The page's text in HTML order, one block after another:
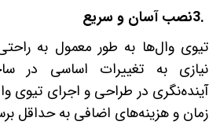
3.نصب آسان و سریع
تیوی وال‌ها به طور معمول به
نیازی به تغییرات اساسی در
آینده‌نگری در طراحی و اجرای تیوی
زمان و هزینه‌های اضافی به حداقل